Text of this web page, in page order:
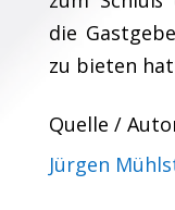
die
zu bieten
Quelle /
Jürgen